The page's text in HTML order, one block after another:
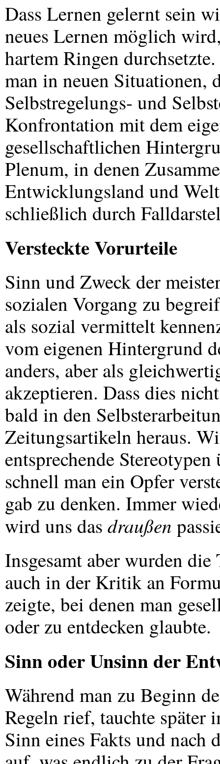
Dass Lernen gelernt sein
neues Lernen möglich
hartem Ringen
man in neuen Situationen,
Selbstregelungs- und
Konfrontation mit dem
gesellschaftlichen
Plenum, in denen
Entwicklungsland und
schließlich durch
Versteckte Vorurteile
Sinn und Zweck der
sozialen Vorgang zu
als sozial vermittelt
vom eigenen Hintergrund
anders, aber als
akzeptieren. Dass dies
bald in den
Zeitungsartikeln heraus.
entsprechende
schnell man ein Opfer
gab zu denken. Immer
wird uns das draußen
Insgesamt aber wurden
auch in der Kritik an
zeigte, bei denen man
oder zu entdecken glaubte.
Sinn oder Unsinn der
Während man zu Beginn
Regeln rief, tauchte später
Sinn eines Fakts und nach